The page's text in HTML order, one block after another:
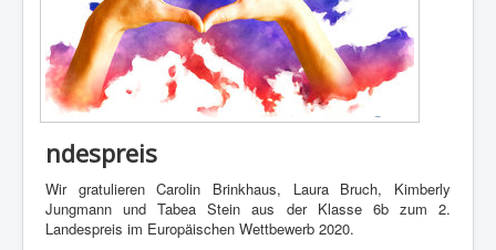
ndespreis
Wir gratulieren Carolin Brinkhaus, Laura Bruch, Kimberly
Jungmann und Tabea Stein aus der Klasse 6b zum 2.
Landespreis im Europäischen Wettbewerb 2020.